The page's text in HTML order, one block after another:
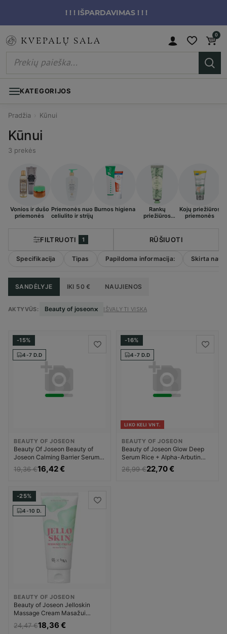
! ! ! IŠPARDAVIMAS ! ! !
0
KATEGORIJOS
Pradžia Kūnui
Kūnui
3 prekės
Vonios ir dušo
priemonės
Priemonės nuo
celiulito ir strijų
Burnos higiena
Rankų
priežiūros
Kojų priežiūros
priemonės
FILTRUOTI 1
Specifikacija Tipas Papildoma informacija: Skirta
RŪŠIUOTI
SANDĖLYJE IKI 50 € NAUJIENOS
AKTYVŪS: Beauty of joseon× IŠVALYTI VISKĄ
-15%
4-7 D.D
BEAUTY OF JOSEON
Beauty Of Joseon Beauty of
Joseon Calming Barrier Serum
Kūnui
19,36 €16,42 €
-16%
4-7 D.D
LIKO KELI VNT.
BEAUTY OF JOSEON
Beauty of Joseon Glow Deep
Serum Rice + Alpha-Arbutin
Kūnui
26,99 €22,70 €
-25%
4-10 D.
BEAUTY OF JOSEON
Beauty of Joseon Jelloskin
Massage Cream Masažui
Korėjietiška Masažui skirta
priemonė Unisex
24,47 €18,36 €